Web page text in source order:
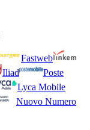
Fastweb
Iliad
Poste
Lyca Mobile
Nuovo Numero